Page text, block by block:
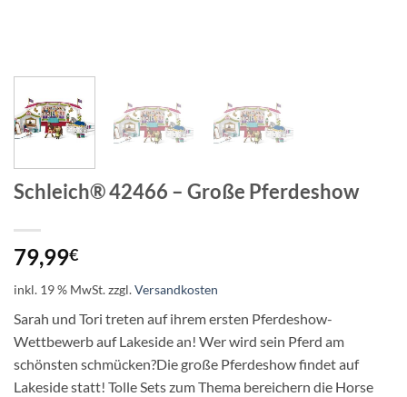
Schleich® 42466 – Große Pferdeshow
79,99€
inkl. 19 % MwSt.zzgl.Versandkosten
Sarah und Tori treten auf ihrem ersten Pferdeshow-
Wettbewerb auf Lakeside an! Wer wird sein Pferd am
schönsten schmücken?Die große Pferdeshow findet auf
Lakeside statt! Tolle Sets zum Thema bereichern die Horse